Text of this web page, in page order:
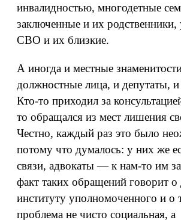
инвалидностью, многодетные
заключенные и их родственники,
СВО и их близкие.
А иногда и местные
должностные лица, и депутаты,
Кто-то приходил за
то обращался из мест лишения
Честно, каждый раз это было
потому что думалось: у них же
связи, адвокаты — к нам-то им
факт таких обращений говорит о
институту уполномоченного и о
проблема не чисто социальная, а